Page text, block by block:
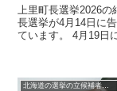
上里町長選挙2026
長選挙が4月14日に
ています。 4月19日
北海道の選挙の立候補者と結果速報一覧